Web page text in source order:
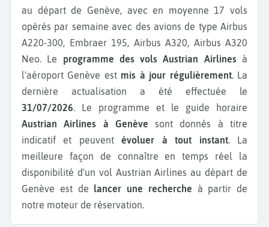
au départ de Genève, avec en moyenne 17 vols
opérés par semaine avec des avions de type Airbus
A220-300, Embraer 195, Airbus A320, Airbus A320
Neo. Le programme des vols Austrian Airlines à
l'aéroport Genève est mis à jour régulièrement. La
dernière actualisation a été effectuée le
31/07/2026. Le programme et le guide horaire
Austrian Airlines à Genève sont donnés à titre
indicatif et peuventévoluer à tout instant. La
meilleure façon de connaître en temps réel la
disponibilité d'un vol Austrian Airlines au départ de
Genève est de lancer une recherche à partir de
notre moteur de réservation.